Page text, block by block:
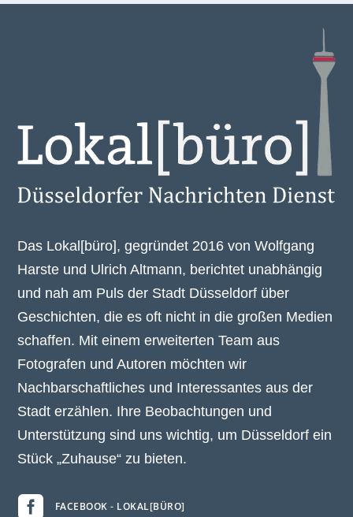
Das Lokal[büro], gegründet 2016 von Wolfgang
Harste und Ulrich Altmann, berichtet unabhängig
und nah am Puls der Stadt Düsseldorf über
Geschichten, die es oft nicht in die großen Medien
schaffen. Mit einem erweiterten Team aus
Fotografen und Autoren möchten wir
Nachbarschaftliches und Interessantes aus der
Stadt erzählen. Ihre Beobachtungen und
Unterstützung sind uns wichtig, um Düsseldorf ein
Stück „Zuhause“ zu bieten.
 FACEBOOK - LOKAL[BÜRO]